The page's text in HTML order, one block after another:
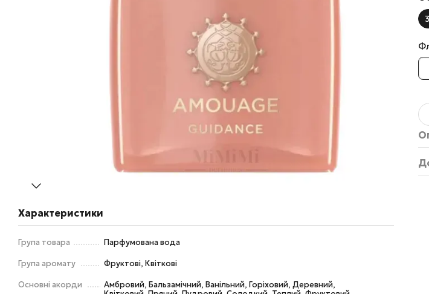
Характеристики
Група товара Парфумована вода
Група аромату Фруктові, Квіткові
Основні акорди
Амбровий, Бальзамічний, Ванільний, Горіховий, Деревний,